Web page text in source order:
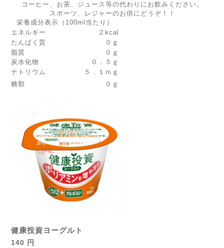
コーヒー、お茶、ジュース等の代わりにお飲みください。
スポーツ、レジャーのお供にどうぞ！！
栄養成分表示（100ml当たり）
エネルギー
２kcal
たんぱく質
０ｇ
脂質
０ｇ
炭水化物
０．５ｇ
ナトリウム
５．１ｍｇ
糖類
０ｇ
健康投資ヨーグルト
140 円